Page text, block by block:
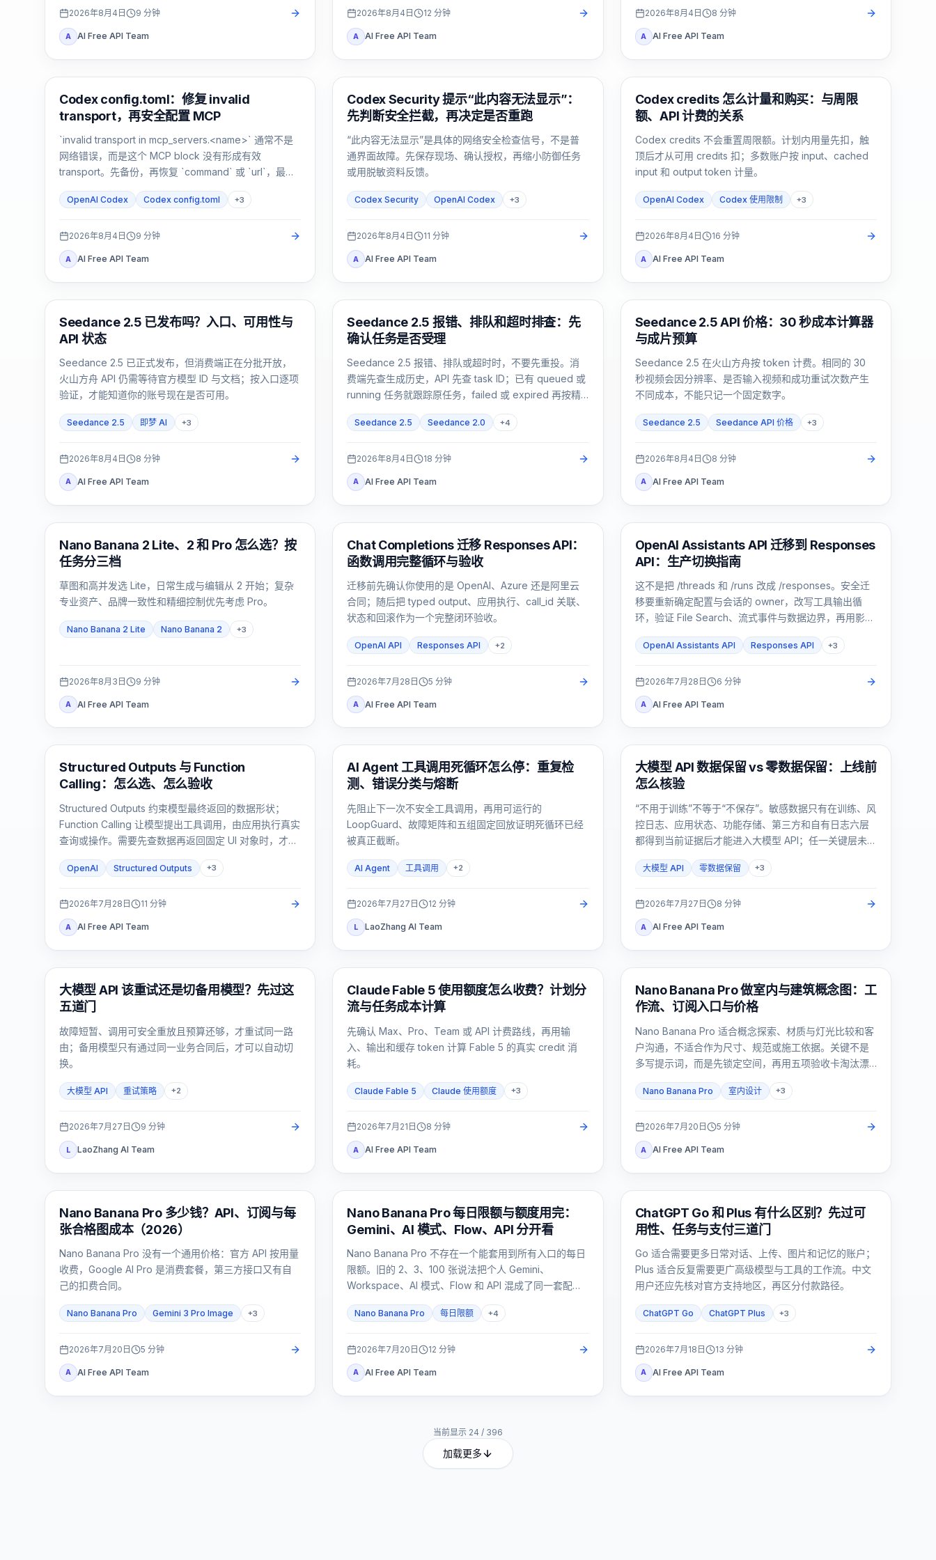
2026年8月4日 9 分钟
A AI Free API Team
2026年8月4日 12 分钟
A AI Free API Team
2026年8月4日 8 分钟
A AI Free API Team
AI 开发工具
Codex config.toml：修复 invalid
transport，再安全配置 MCP
`invalid transport in mcp_servers.<name>` 通常不是
网络错误，而是这个 MCP block 没有形成有效
transport。先备份，再恢复 `command` 或 `url`，最后
验证解析与连接。
OpenAI Codex Codex config.toml +3
2026年8月4日 9 分钟
A AI Free API Team
OpenAI Codex
Codex Security 提示“此内容无法显示”：
先判断安全拦截，再决定是否重跑
“此内容无法显示”是具体的网络安全检查信号，不是普
通界面故障。先保存现场、确认授权，再缩小防御任务
或用脱敏资料反馈。
Codex Security OpenAI Codex +3
2026年8月4日 11 分钟
A AI Free API Team
AI Development Tools
Codex credits 怎么计量和购买：与周限
额、API 计费的关系
Codex credits 不会重置周限额。计划内用量先扣，触
顶后才从可用 credits 扣；多数账户按 input、cached
input 和 output token 计量。
OpenAI Codex Codex 使用限制 +3
2026年8月4日 16 分钟
A AI Free API Team
AI Video Generation
Seedance 2.5 已发布吗？入口、可用性与
API 状态
Seedance 2.5 已正式发布，但消费端正在分批开放，
火山方舟 API 仍需等待官方模型 ID 与文档；按入口逐项
验证，才能知道你的账号现在是否可用。
Seedance 2.5 即梦 AI +3
2026年8月4日 8 分钟
A AI Free API Team
AI 视频
Seedance 2.5 报错、排队和超时排查：先
确认任务是否受理
Seedance 2.5 报错、排队或超时时，不要先重投。消
费端先查生成历史，API 先查 task ID；已有 queued 或
running 任务就跟踪原任务，failed 或 expired 再按精
Seedance 2.5 Seedance 2.0 +4
2026年8月4日 18 分钟
A AI Free API Team
AI 视频生成
Seedance 2.5 API 价格：30 秒成本计算器
与成片预算
Seedance 2.5 在火山方舟按 token 计费。相同的 30
秒视频会因分辨率、是否输入视频和成功重试次数产生
不同成本，不能只记一个固定数字。
Seedance 2.5 Seedance API 价格 +3
2026年8月4日 8 分钟
A AI Free API Team
AI 图片模型
Nano Banana 2 Lite、2 和 Pro 怎么选？按
任务分三档
草图和高并发选 Lite，日常生成与编辑从 2 开始；复杂
专业资产、品牌一致性和精细控制优先考虑 Pro。
Nano Banana 2 Lite Nano Banana 2 +3
2026年8月3日 9 分钟
A AI Free API Team
API 指南
Chat Completions 迁移 Responses API：
函数调用完整循环与验收
迁移前先确认你使用的是 OpenAI、Azure 还是阿里云
合同；随后把 typed output、应用执行、call_id 关联、
状态和回滚作为一个完整闭环验收。
OpenAI API Responses API +2
2026年7月28日 5 分钟
A AI Free API Team
API 指南
OpenAI Assistants API 迁移到 Responses
API：生产切换指南
这不是把 /threads 和 /runs 改成 /responses。安全迁
移要重新确定配置与会话的 owner，改写工具输出循
环，验证 File Search、流式事件与数据边界，再用影子
OpenAI Assistants API Responses API +3
2026年7月28日 6 分钟
A AI Free API Team
OpenAI API
Structured Outputs 与 Function
Calling：怎么选、怎么验收
Structured Outputs 约束模型最终返回的数据形状；
Function Calling 让模型提出工具调用，由应用执行真实
查询或操作。需要先查数据再返回固定 UI 对象时，才使
OpenAI Structured Outputs +3
2026年7月28日 11 分钟
A AI Free API Team
AI API
AI Agent 工具调用死循环怎么停：重复检
测、错误分类与熔断
先阻止下一次不安全工具调用，再用可运行的
LoopGuard、故障矩阵和五组固定回放证明死循环已经
被真正截断。
AI Agent 工具调用 +2
2026年7月27日 12 分钟
L LaoZhang AI Team
API Guides
大模型 API 数据保留 vs 零数据保留：上线前
怎么核验
“不用于训练”不等于“不保存”。敏感数据只有在训练、风
控日志、应用状态、功能存储、第三方和自有日志六层
都得到当前证据后才能进入大模型 API；任一关键层未
大模型 API 零数据保留 +3
2026年7月27日 8 分钟
A AI Free API Team
API 指南
大模型 API 该重试还是切备用模型？先过这
五道门
故障短暂、调用可安全重放且预算还够，才重试同一路
由；备用模型只有通过同一业务合同后，才可以自动切
换。
大模型 API 重试策略 +2
2026年7月27日 9 分钟
L LaoZhang AI Team
Claude Code
Claude Fable 5 使用额度怎么收费？计划分
流与任务成本计算
先确认 Max、Pro、Team 或 API 计费路线，再用输
入、输出和缓存 token 计算 Fable 5 的真实 credit 消
耗。
Claude Fable 5 Claude 使用额度 +3
2026年7月21日 8 分钟
A AI Free API Team
AI 图片生成
Nano Banana Pro 做室内与建筑概念图：工
作流、订阅入口与价格
Nano Banana Pro 适合概念探索、材质与灯光比较和客
户沟通，不适合作为尺寸、规范或施工依据。关键不是
多写提示词，而是先锁定空间，再用五项验收卡淘汰漂
Nano Banana Pro 室内设计 +3
2026年7月20日 5 分钟
A AI Free API Team
AI 图片生成
Nano Banana Pro 多少钱？API、订阅与每
张合格图成本（2026）
Nano Banana Pro 没有一个通用价格：官方 API 按用量
收费，Google AI Pro 是消费套餐，第三方接口又有自
己的扣费合同。
Nano Banana Pro Gemini 3 Pro Image +3
2026年7月20日 5 分钟
A AI Free API Team
AI 图片生成
Nano Banana Pro 每日限额与额度用完：
Gemini、AI 模式、Flow、API 分开看
Nano Banana Pro 不存在一个能套用到所有入口的每日
限额。旧的 2、3、100 张说法把个人 Gemini、
Workspace、AI 模式、Flow 和 API 混成了同一套配
Nano Banana Pro 每日限额 +4
2026年7月20日 12 分钟
A AI Free API Team
ChatGPT
ChatGPT Go 和 Plus 有什么区别？先过可
用性、任务与支付三道门
Go 适合需要更多日常对话、上传、图片和记忆的账户；
Plus 适合反复需要更广高级模型与工具的工作流。中文
用户还应先核对官方支持地区，再区分付款路径。
ChatGPT Go ChatGPT Plus +3
2026年7月18日 13 分钟
A AI Free API Team
当前显示 24 / 396
加载更多